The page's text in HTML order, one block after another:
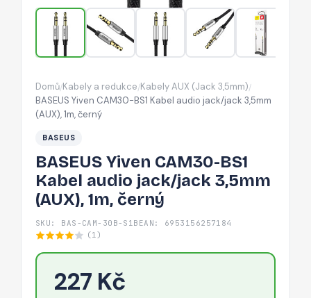
jack/jack
3,5mm
(AUX),
1m,
Domů/Kabely a redukce/Kabely AUX (Jack 3,5mm)/
BASEUS Yiven CAM30-BS1 Kabel audio jack/jack 3,5mm
(AUX), 1m, černý
BASEUS
BASEUS Yiven CAM30-BS1
Kabel audio jack/jack 3,5mm
(AUX), 1m, černý
SKU: BAS-CAM-30B-S1B EAN: 6953156257184
(1)
227 Kč